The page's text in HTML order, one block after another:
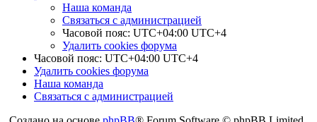
Наша команда
Связаться с администрацией
Часовой пояс: UTC+04:00 UTC+4
Удалить cookies форума
Часовой пояс: UTC+04:00 UTC+4
Удалить cookies форума
Наша команда
Связаться с администрацией